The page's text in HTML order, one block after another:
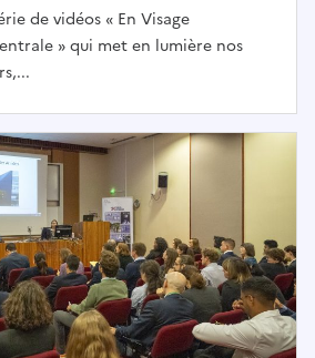
de vidéos « En Visage
» qui met en lumière nos